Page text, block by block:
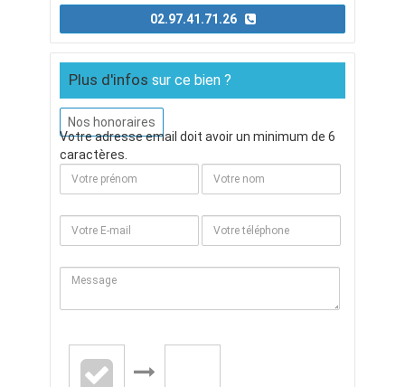
Plus d'infos sur ce bien ?
Nos honoraires
Votre adresse email doit avoir un minimum de 6
caractères.